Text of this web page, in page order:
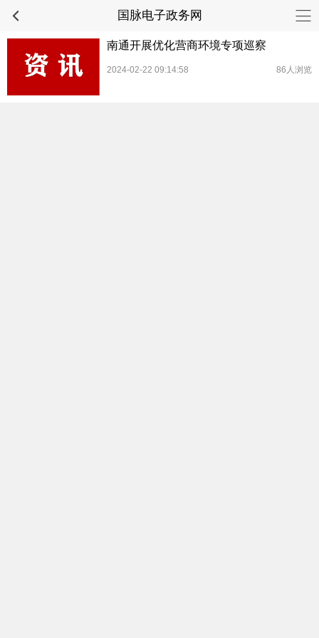
国脉电子政务网
南通开展优化营商环境专项巡察
2024-02-22 09:14:58 86人浏览